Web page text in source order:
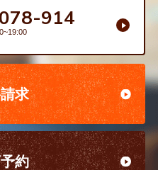
914
求
約